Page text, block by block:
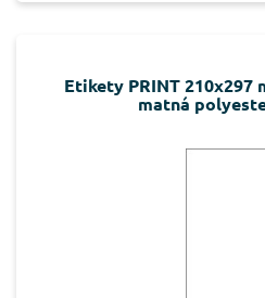
Etikety PRINT 210x297
matná